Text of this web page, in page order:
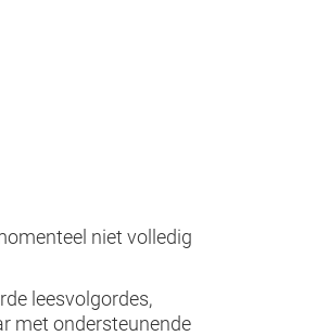
niet volledig
leesvolgordes,
met ondersteunende